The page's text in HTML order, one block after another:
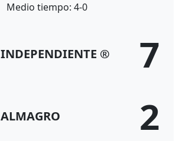
Medio tiempo: 4-0
INDEPENDIENTE ® 7
ALMAGRO 2